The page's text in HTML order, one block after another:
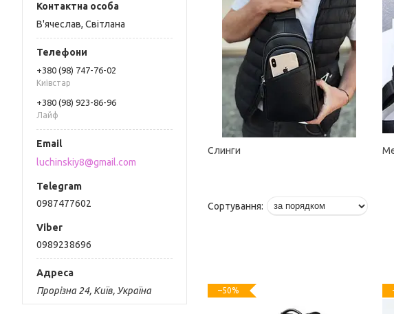
В'ячеслав, Світлана
+380 (98) 747-76-02
Київстар
+380 (98) 923-86-96
Лайф
luchinskiy8@gmail.com
0987477602
0989238696
Прорізна 24, Київ, Україна
Слинги
–50%